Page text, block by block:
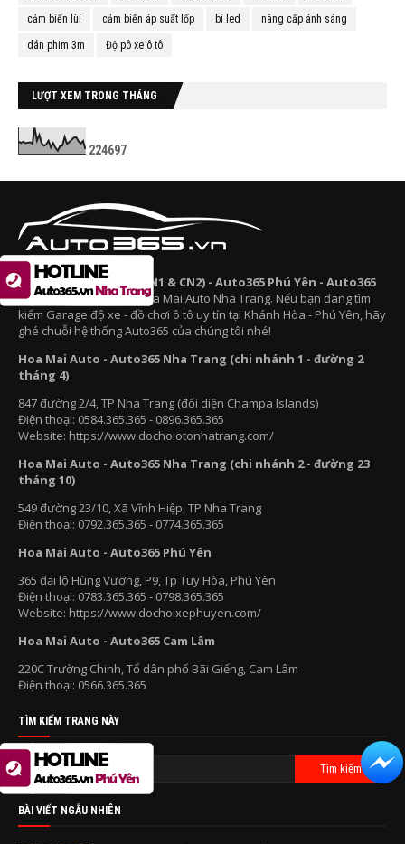
cảm biến lùi cảm biến áp suất lốp bi led nâng cấp ánh sáng
dán phim 3m Độ pô xe ô tô
LƯỢT XEM TRONG THÁNG
224697
Auto365 Nha Trang (CN1 & CN2) - Auto365 Phú Yên - Auto365
Cam Ranhtrực thuộc Hoa Mai Auto Nha Trang. Nếu bạn đang tìm
kiếm Garage độ xe - đồ chơi ô tô uy tín tại Khánh Hòa - Phú Yên, hãy
ghé chuỗi hệ thống Auto365 của chúng tôi nhé!
Hoa Mai Auto - Auto365 Nha Trang (chi nhánh 1 - đường 2
tháng 4)
847 đường 2/4, TP Nha Trang (đối diện Champa Islands)
Điện thoại: 0584.365.365 - 0896.365.365
Website: https://www.dochoiotonhatrang.com/
Hoa Mai Auto - Auto365 Nha Trang (chi nhánh 2 - đường 23
tháng 10)
549 đường 23/10, Xã Vĩnh Hiệp, TP Nha Trang
Điện thoại: 0792.365.365 - 0774.365.365
Hoa Mai Auto - Auto365 Phú Yên
365 đại lộ Hùng Vương, P9, Tp Tuy Hòa, Phú Yên
Điện thoại: 0783.365.365 - 0798.365.365
Website: https://www.dochoixephuyen.com/
Hoa Mai Auto - Auto365 Cam Lâm
220C Trường Chinh, Tổ dân phố Bãi Giếng, Cam Lâm
Điện thoại: 0566.365.365
TÌM KIẾM TRANG NÀY
BÀI VIẾT NGẪU NHIÊN